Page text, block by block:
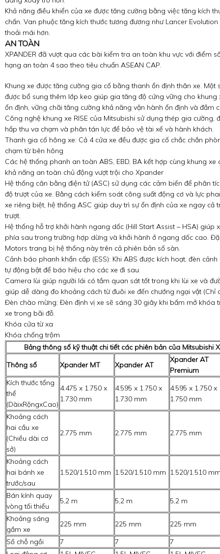
Khả năng điều khiển của xe được tăng cường bằng việc tăng kích
chấn. Van phuộc tăng kích thước tương đương như Lancer
thoải mái hơn.
AN TOÀN
XPANDER đã vượt qua các bài kiểm tra an toàn khu vực với điểm
hạng an toàn 4 sao theo tiêu chuẩn ASEAN CAP.
Khung xe được tăng cường gia cố bằng thanh ổn định thân xe. Một
được bổ sung thêm lớp keo giúp gia tăng độ cứng vững cho khung
ổn định, vững chãi tăng cường khả năng vận hành ổn định và đầm
Công nghệ khung xe RISE của Mitsubishi sử dụng thép gia cường,
hấp thu va chạm và phân tán lực để bảo vệ tài xế và hành khách.
Thanh gia cố hông xe: Cả 4 cửa xe đều được gia cố chắc chắn
chạm từ bên hông
Các hệ thống phanh an toàn ABS, EBD, BA kết hợp cùng khung xe
khả năng an toàn chủ động vượt trội cho Xpander
Hệ thống cân bằng điện tử (ASC) sử dụng các cảm biến để phân
độ trượt của xe. Bằng cách kiểm soát công suất động cơ và lực
xe riêng biệt, hệ thống ASC giúp duy trì sự ổn định của xe ngay cả
trượt.
Hệ thống hỗ trợ khởi hành ngang dốc (Hill Start Assist – HSA) giúp
phía sau trong trường hợp dừng và khởi hành ở ngang dốc cao.
Motors trang bị hệ thống này trên cả phiên bản số sàn.
Cảnh báo phanh khẩn cấp (ESS): Khi ABS được kích hoạt, đèn
tự động bật để báo hiệu cho các xe đi sau.
Camera lùi giúp người lái có tầm quan sát tốt trong khi lùi xe và
giúp dễ dàng đo khoảng cách từ đuôi xe đến chướng ngại vật (Chỉ
Đèn chào mừng: Đèn định vị xe sẽ sáng 30 giây khi bấm mở khóa
xe trong bãi đỗ.
Khóa cửa từ xa
Khóa chống trộm
Bảng thông số kỹ thuật chi tiết các phiên bản của Mitsubishi
Thông số
Xpander MT Xpander AT
Xpander AT
Premium
Kích thước tổng
thể
(DàixRộngxCao)
4.475 x 1.750 x
1.730 mm
4.595 x 1.750 x
1.730 mm
4.595 x 1.750 x
1.750 mm
Khoảng cách
hai cầu xe
(Chiều dài cơ
sở)
2.775 mm 2.775 mm 2.775 mm
Khoảng cách
hai bánh xe
trước/sau
1.520/1.510 mm 1.520/1.510 mm 1.520/1.510
Bán kính quay
vòng tối thiểu
5,2 m 5,2 m
5,2 m
Khoảng sáng
gầm xe
225 mm 225 mm
225 mm
Số chỗ ngồi
7 7
7